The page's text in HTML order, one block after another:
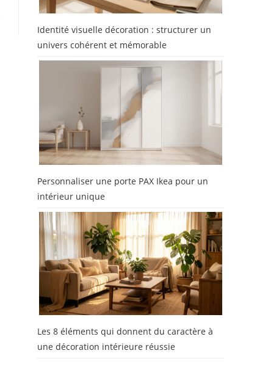
Identité visuelle décoration : structurer un
univers cohérent et mémorable
Personnaliser une porte PAX Ikea pour un
intérieur unique
Les 8 éléments qui donnent du caractère à
une décoration intérieure réussie